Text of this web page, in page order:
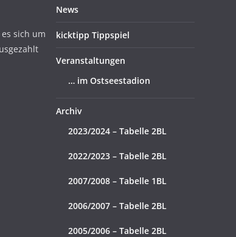
sich um
News
kicktipp Tippspiel
Veranstaltungen
… im Ostseestadion
Archiv
2023/2024 – Tabelle 2BL
2022/2023 – Tabelle 2BL
2007/2008 – Tabelle 1BL
2006/2007 – Tabelle 2BL
2005/2006 – Tabelle 2BL